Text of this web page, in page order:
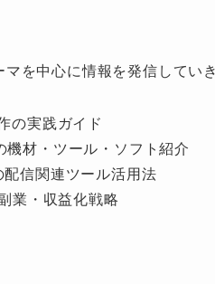
を中心に情報を発信してい
の実践ガイド
材・ツール・ソフト紹介
信関連ツール活用法
業・収益化戦略